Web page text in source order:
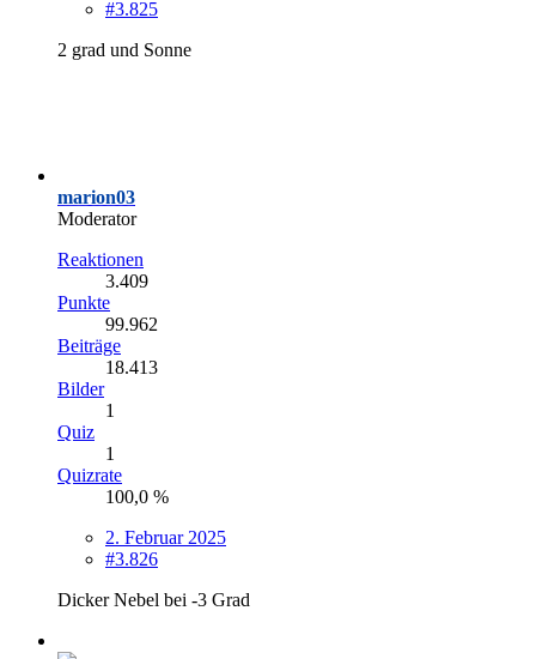
#3.825
2 grad und Sonne
marion03
Moderator
Reaktionen
3.409
Punkte
99.962
Beiträge
18.413
Bilder
1
Quiz
1
Quizrate
100,0 %
2. Februar 2025
#3.826
Dicker Nebel bei -3 Grad